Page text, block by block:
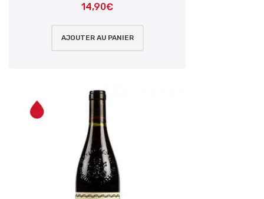
14,90€
AJOUTER AU PANIER